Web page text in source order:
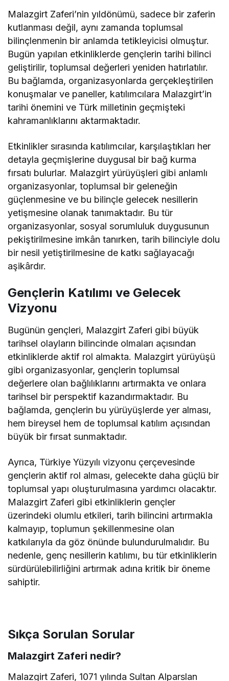
Malazgirt Zaferi’nin yıldönümü, sadece bir zaferin
kutlanması değil, aynı zamanda toplumsal
bilinçlenmenin bir anlamda tetikleyicisi olmuştur.
Bugün yapılan etkinliklerde gençlerin tarihi bilinci
geliştirilir, toplumsal değerleri yeniden hatırlatılır.
Bu bağlamda, organizasyonlarda gerçekleştirilen
konuşmalar ve paneller, katılımcılara Malazgirt’in
tarihi önemini ve Türk milletinin geçmişteki
kahramanlıklarını aktarmaktadır.
Etkinlikler sırasında katılımcılar, karşılaştıkları her
detayla geçmişlerine duygusal bir bağ kurma
fırsatı bulurlar. Malazgirt yürüyüşleri gibi anlamlı
organizasyonlar, toplumsal bir geleneğin
güçlenmesine ve bu bilinçle gelecek nesillerin
yetişmesine olanak tanımaktadır. Bu tür
organizasyonlar, sosyal sorumluluk duygusunun
pekiştirilmesine imkân tanırken, tarih bilinciyle dolu
bir nesil yetiştirilmesine de katkı sağlayacağı
aşikârdır.
Gençlerin Katılımı ve Gelecek
Vizyonu
Bugünün gençleri, Malazgirt Zaferi gibi büyük
tarihsel olayların bilincinde olmaları açısından
etkinliklerde aktif rol almakta. Malazgirt yürüyüşü
gibi organizasyonlar, gençlerin toplumsal
değerlere olan bağlılıklarını artırmakta ve onlara
tarihsel bir perspektif kazandırmaktadır. Bu
bağlamda, gençlerin bu yürüyüşlerde yer alması,
hem bireysel hem de toplumsal katılım açısından
büyük bir fırsat sunmaktadır.
Ayrıca, Türkiye Yüzyılı vizyonu çerçevesinde
gençlerin aktif rol alması, gelecekte daha güçlü bir
toplumsal yapı oluşturulmasına yardımcı olacaktır.
Malazgirt Zaferi gibi etkinliklerin gençler
üzerindeki olumlu etkileri, tarih bilincini artırmakla
kalmayıp, toplumun şekillenmesine olan
katkılarıyla da göz önünde bulundurulmalıdır. Bu
nedenle, genç nesillerin katılımı, bu tür etkinliklerin
sürdürülebilirliğini artırmak adına kritik bir öneme
sahiptir.
Sıkça Sorulan Sorular
Malazgirt Zaferi nedir?
Malazgirt Zaferi, 1071 yılında Sultan Alparslan